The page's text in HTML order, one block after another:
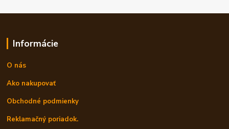
Informácie
O nás
Ako nakupovať
Obchodné podmienky
Reklamačný poriadok.